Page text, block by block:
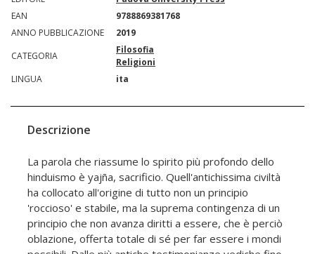
EAN
9788869381768
ANNO PUBBLICAZIONE
2019
CATEGORIA
Filosofia
Religioni
LINGUA
ita
Descrizione
La parola che riassume lo spirito più profondo dello
hinduismo è yajña, sacrificio. Quell'antichissima civiltà
ha collocato all'origine di tutto non un principio
'roccioso' e stabile, ma la suprema contingenza di un
principio che non avanza diritti a essere, che è perciò
oblazione, offerta totale di sé per far essere i mondi